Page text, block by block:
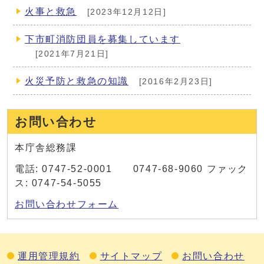
火事と救急 [2023年12月12日]
下市町消防団員を募集しています
[2021年7月21日]
火災予防と救急の知識 [2016年2月23日]
お問い合わせ
本庁舎総務課
電話: 0747-52-0001 0747-68-9060 ファック
ス: 0747-54-5055
お問い合わせフォーム
運用管理規約 サイトマップ お問い合わせ